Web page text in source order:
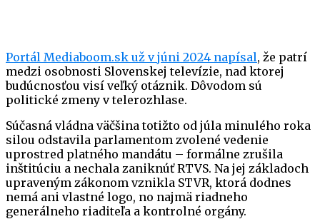
Portál Mediaboom.sk už v júni 2024 napísal, že patrí
medzi osobnosti Slovenskej televízie, nad ktorej
budúcnosťou visí veľký otáznik. Dôvodom sú
politické zmeny v telerozhlase.
Súčasná vládna väčšina totižto od júla minulého roka
silou odstavila parlamentom zvolené vedenie
uprostred platného mandátu – formálne zrušila
inštitúciu a nechala zaniknúť RTVS. Na jej základoch
upraveným zákonom vznikla STVR, ktorá dodnes
nemá ani vlastné logo, no najmä riadneho
generálneho riaditeľa a kontrolné orgány.